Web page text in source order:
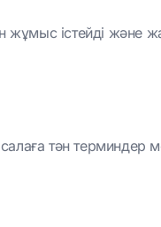
жұмыс істейді және
салаға тән терминдер